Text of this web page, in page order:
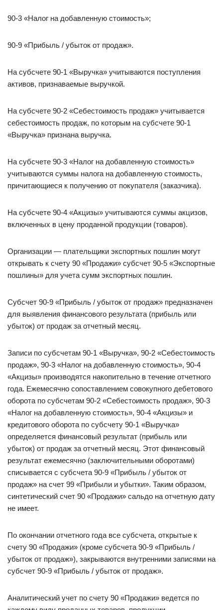
90-3 «Налог на добавленную стоимость»;
90-9 «Прибыль / убыток от продаж».
На субсчете 90-1 «Выручка» учитываются поступления
активов, признаваемые выручкой.
На субсчете 90-2 «Себестоимость продаж» учитывается
себестоимость продаж, по которым на субсчете 90-1
«Выручка» признана выручка.
На субсчете 90-3 «Налог на добавленную стоимость»
учитываются суммы налога на добавленную стоимость,
причитающиеся к получению от покупателя (заказчика).
На субсчете 90-4 «Акцизы» учитываются суммы акцизов,
включенных в цену проданной продукции (товаров).
Организации — плательщики экспортных пошлин могут
открывать к счету 90 «Продажи» субсчет 90-5 «Экспортные
пошлины» для учета сумм экспортных пошлин.
Субсчет 90-9 «Прибыль / убыток от продаж» предназначен
для выявления финансового результата (прибыль или
убыток) от продаж за отчетный месяц.
Записи по субсчетам 90-1 «Выручка», 90-2 «Себестоимость
продаж», 90-3 «Налог на добавленную стоимость», 90-4
«Акцизы» производятся накопительно в течение отчетного
года. Ежемесячно сопоставлением совокупного дебетового
оборота по субсчетам 90-2 «Себестоимость продаж», 90-3
«Налог на добавленную стоимость», 90-4 «Акцизы» и
кредитового оборота по субсчету 90-1 «Выручка»
определяется финансовый результат (прибыль или
убыток) от продаж за отчетный месяц. Этот финансовый
результат ежемесячно (заключительными оборотами)
списывается с субсчета 90-9 «Прибыль / убыток от
продаж» на счет 99 «Прибыли и убытки». Таким образом,
синтетический счет 90 «Продажи» сальдо на отчетную дату
не имеет.
По окончании отчетного года все субсчета, открытые к
счету 90 «Продажи» (кроме субсчета 90-9 «Прибыль /
убыток от продаж»), закрываются внутренними записями на
субсчет 90-9 «Прибыль / убыток от продаж».
Аналитический учет по счету 90 «Продажи» ведется по